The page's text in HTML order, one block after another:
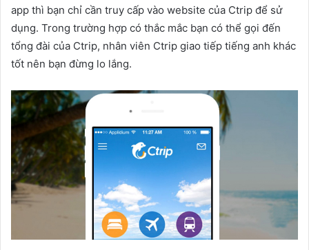
app thì bạn chỉ cần truy cấp vào website của Ctrip để sử
dụng. Trong trường hợp có thắc mắc bạn có thể gọi đến
tổng đài của Ctrip, nhân viên Ctrip giao tiếp tiếng anh khác
tốt nên bạn đừng lo lắng.